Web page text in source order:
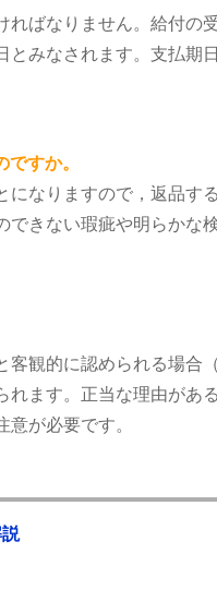
ばなりません。給付の
みなされます。支払期
すか。
なりますので，返品す
きない瑕疵や明らかな
観的に認められる場合
ます。正当な理由があ
が必要です。